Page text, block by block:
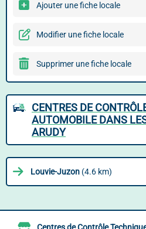
Ajouter une fiche locale
Modifier une fiche locale
Supprimer une fiche locale
CENTRES DE
AUTOMOBILE DANS
ARUDY
Louvie-Juzon (4.6 km)